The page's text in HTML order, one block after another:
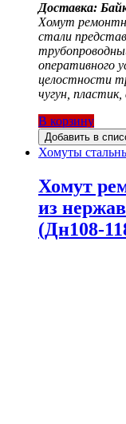
Доставка:
Хомут
стали
оперативного
целостности
чугун,
В корзину
Добавить в
Хомуты
Хомут
из
(Дн108-